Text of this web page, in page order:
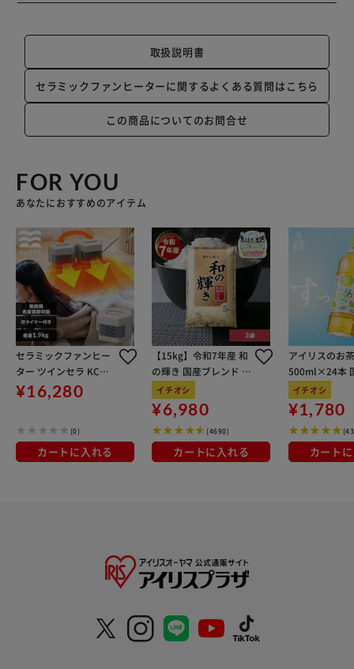
取扱説明書
セラミックファンヒーターに関するよくある質問はこちら
この商品についてのお問合せ
FOR YOU
あなたにおすすめのアイテム
セラミックファンヒー
ター ツインセラ KCH-
MN121-C グレージュ
¥16,280
(0)
カートに入れる
【15kg】令和7年産 和
の輝き 国産ブレンド 5
kg×3袋
イチオシ
¥6,980
(4690)
カートに入れる
アイリスのお
500ml×24本
100％使用
イチオシ
¥1,780
カート